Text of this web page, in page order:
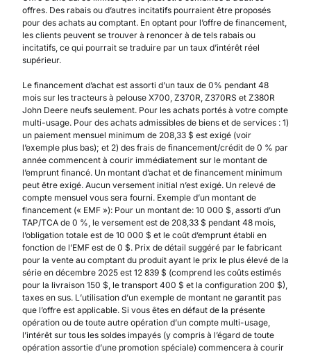
offres. Des rabais ou d’autres incitatifs pourraient être proposés
pour des achats au comptant. En optant pour l’offre de financement,
les clients peuvent se trouver à renoncer à de tels rabais ou
incitatifs, ce qui pourrait se traduire par un taux d’intérêt réel
supérieur.
Le financement d’achat est assorti d’un taux de 0% pendant 48
mois sur les tracteurs à pelouse X700, Z370R, Z370RS et Z380R
John Deere neufs seulement. Pour les achats portés à votre compte
multi-usage. Pour des achats admissibles de biens et de services : 1)
un paiement mensuel minimum de 208,33 $ est exigé (voir
l’exemple plus bas); et 2) des frais de financement/crédit de 0 % par
année commencent à courir immédiatement sur le montant de
l’emprunt financé. Un montant d’achat et de financement minimum
peut être exigé. Aucun versement initial n’est exigé. Un relevé de
compte mensuel vous sera fourni. Exemple d’un montant de
financement (« EMF »): Pour un montant de: 10 000 $, assorti d’un
TAP/TCA de 0 %, le versement est de 208,33 $ pendant 48 mois,
l’obligation totale est de 10 000 $ et le coût d’emprunt établi en
fonction de l’EMF est de 0 $. Prix de détail suggéré par le fabricant
pour la vente au comptant du produit ayant le prix le plus élevé de la
série en décembre 2025 est 12 839 $ (comprend les coûts estimés
pour la livraison 150 $, le transport 400 $ et la configuration 200 $),
taxes en sus. L’utilisation d’un exemple de montant ne garantit pas
que l’offre est applicable. Si vous êtes en défaut de la présente
opération ou de toute autre opération d’un compte multi-usage,
l’intérêt sur tous les soldes impayés (y compris à l’égard de toute
opération assortie d’une promotion spéciale) commencera à courir